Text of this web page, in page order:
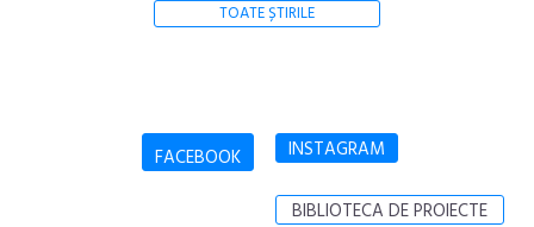
TOATE ȘTIRILE
FACEBOOK INSTAGRAM
BIBLIOTECA DE PROIECTE